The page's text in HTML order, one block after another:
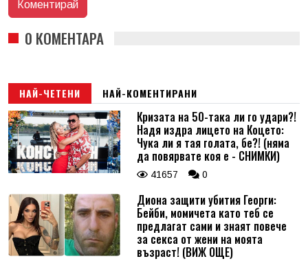
0 КОМЕНТАРА
НАЙ-ЧЕТЕНИ НАЙ-КОМЕНТИРАНИ
Кризата на 50-така ли го удари?!
Надя издра лицето на Коцето:
Чука ли я тая голата, бе?! (няма
да повярвате коя е - СНИМКИ)
41657 0
Диона защити убития Георги:
Бейби, момичета като теб се
предлагат сами и знаят повече
за секса от жени на моята
възраст! (ВИЖ ОЩЕ)